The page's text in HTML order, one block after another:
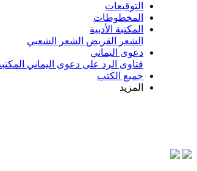
التوقيعات
المخطوطات
المكتبة الأدبية
الشعر القريض الشعر الشعبي
دعوى اليماني
فتاوى الرد على دعوى اليماني
جميع الكتب
المزيد